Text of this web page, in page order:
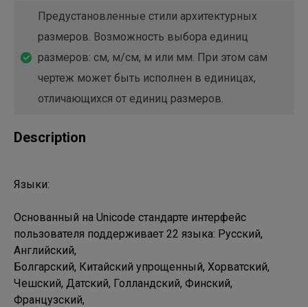
Предустановленные стили архитектурных
размеров. Возможность выбора единиц
размеров: см, м/см, м или мм. При этом сам
чертеж может быть исполнен в единицах,
отличающихся от единиц размеров.
Description
Языки:
Основанный на Unicode стандарте интерфейс
пользователя поддерживает 22 языка: Русский,
Английский,
Болгарский, Китайский упрощенный, Хорватский,
Чешский, Датский, Голландский, Финский,
Французский,